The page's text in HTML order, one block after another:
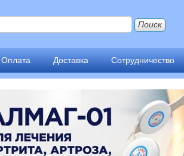
Оплата Доставка Сотрудничество